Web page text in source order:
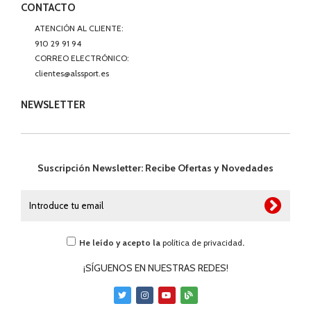
CONTACTO
ATENCIÓN AL CLIENTE:
910 29 91 94
CORREO ELECTRÓNICO:
clientes@alssport.es
NEWSLETTER
Suscripción Newsletter: Recibe Ofertas y Novedades
He leído y acepto la política de privacidad.
¡SÍGUENOS EN NUESTRAS REDES!